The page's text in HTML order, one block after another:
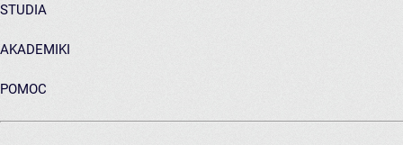
STUDIA
AKADEMIKI
POMOC